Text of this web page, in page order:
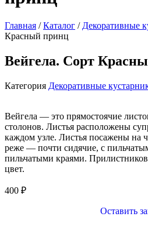
Главная /Каталог / Декоративные
Красный принц
Вейгела. Сорт
Категория Декоративные
Вейгела — это прямостоячие
столонов. Листья расположены
каждом узле. Листья посажены на
реже — почти сидячие, с
пильчатыми краями. Прилистников
цвет.
400 ₽
Оставить